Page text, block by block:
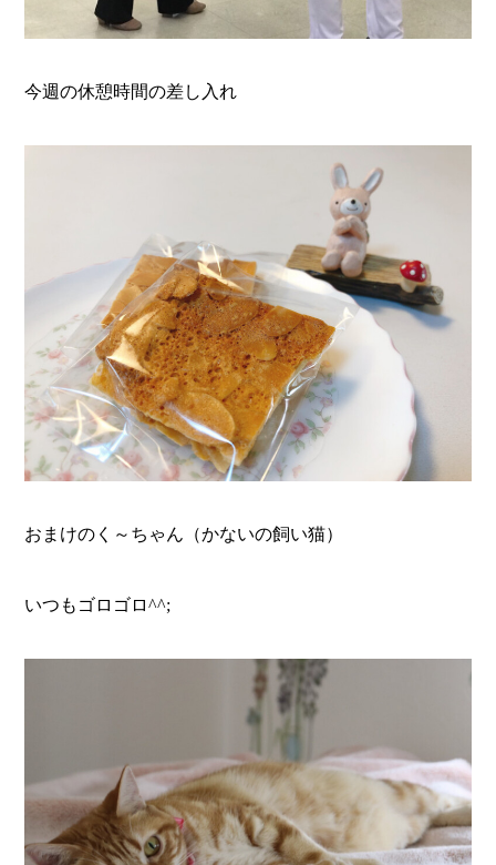
今週の休憩時間の差し入れ
おまけのく～ちゃん（かないの飼い猫）
いつもゴロゴロ^^;